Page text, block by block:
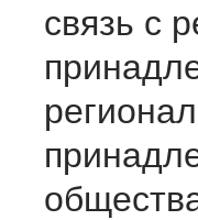
связь с